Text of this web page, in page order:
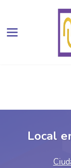
Toggle navigation
Local